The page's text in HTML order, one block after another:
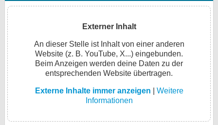
Externer Inhalt
An dieser Stelle ist Inhalt von einer anderen
Website (z. B. YouTube, X...) eingebunden.
Beim Anzeigen werden deine Daten zu der
entsprechenden Website übertragen.
Externe Inhalte immer anzeigen
Weitere
Informationen